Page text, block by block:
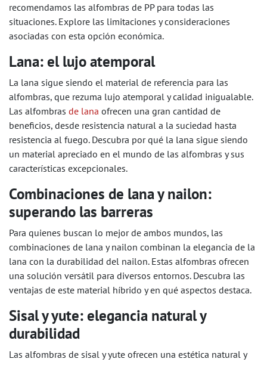
recomendamos las alfombras de PP para todas las
situaciones. Explore las limitaciones y consideraciones
asociadas con esta opción económica.
Lana: el lujo atemporal
La lana sigue siendo el material de referencia para las
alfombras, que rezuma lujo atemporal y calidad inigualable.
Las alfombras de lana ofrecen una gran cantidad de
beneficios, desde resistencia natural a la suciedad hasta
resistencia al fuego. Descubra por qué la lana sigue siendo
un material apreciado en el mundo de las alfombras y sus
características excepcionales.
Combinaciones de lana y nailon:
superando las barreras
Para quienes buscan lo mejor de ambos mundos, las
combinaciones de lana y nailon combinan la elegancia de la
lana con la durabilidad del nailon. Estas alfombras ofrecen
una solución versátil para diversos entornos. Descubra las
ventajas de este material híbrido y en qué aspectos destaca.
Sisal y yute: elegancia natural y
durabilidad
Las alfombras de sisal y yute ofrecen una estética natural y